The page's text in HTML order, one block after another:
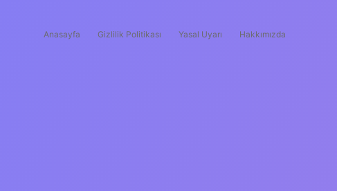
Anasayfa Gizlilik Politikası Yasal Uyarı Hakkımızda